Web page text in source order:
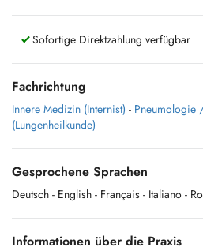
Sofortige Direktzahlung verfügbar
Fachrichtung
Innere Medizin (Internist) - Pneumologie
(Lungenheilkunde)
Gesprochene Sprachen
Deutsch - English - Français - Italiano -
Informationen über die Praxis